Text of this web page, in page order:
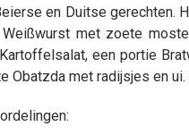
en Duitse gerechten.
Weißwurst met zoete
een portie
Obatzda met radijsjes en ui.